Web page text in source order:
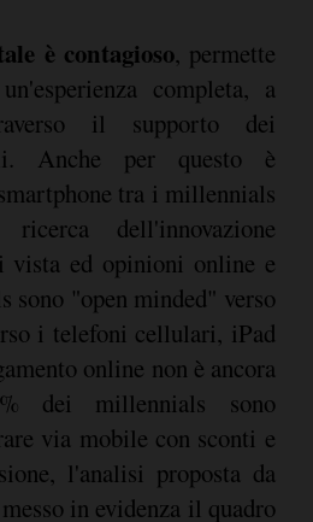
è contagioso, permette
completa, a
il supporto dei
Anche per questo è
tra i millennials
dell'innovazione
vista ed opinioni online e
"open minded" verso
i telefoni cellulari, iPad
online non è ancora
dei millennials sono
via mobile con sconti e
l'analisi proposta da
in evidenza il quadro